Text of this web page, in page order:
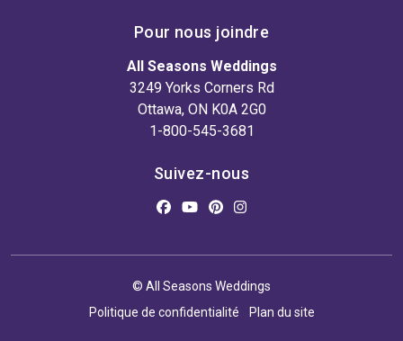
Pour nous joindre
All Seasons Weddings
3249 Yorks Corners Rd
Ottawa, ON K0A 2G0
1-800-545-3681
Suivez-nous
© All Seasons Weddings
Politique de confidentialité
Plan du site